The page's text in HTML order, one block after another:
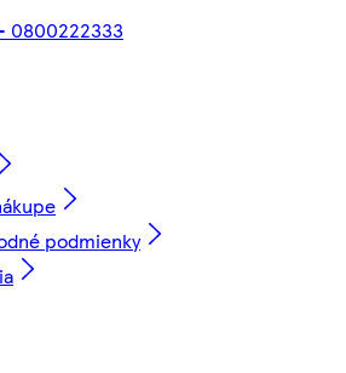
0800222333
podmienky